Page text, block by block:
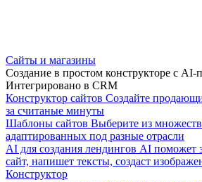
Сайты и магазины
Создание в простом конструкторе с
Интегрировано в CRM
Конструктор сайтов Создайте
за считаные минуты
Шаблоны сайтов Выберите из
адаптированных под разные отрасли
AI для создания лендингов AI поможет
сайт, напишет тексты, создаст
Конструктор